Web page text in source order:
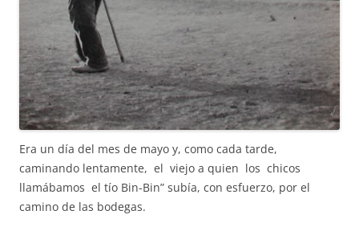
Era un día del mes de mayo y, como cada tarde,
caminando lentamente, el viejo a quien los chicos
llamábamos el tío Bin-Bin” subía, con esfuerzo, por el
camino de las bodegas.